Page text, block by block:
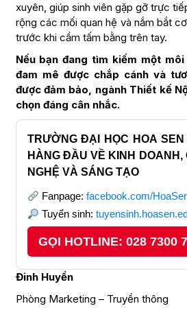
xuyên, giúp sinh viên gặp gỡ trực
rộng các mối quan hệ và nắm bắt
trước khi cầm tấm bằng trên tay.
Nếu bạn đang tìm kiếm một
đam mê được chắp cánh và
được đảm bảo, ngành Thiết kế
chọn đáng cân nhắc.
TRƯỜNG ĐẠI HỌC HOA
HÀNG ĐẦU VỀ KINH DOANH,
NGHỆ VÀ SÁNG TẠO
Fanpage: facebook.com/
Tuyển sinh:
GỌI HOTLINE: 028 7300
Đinh Huyền
Phòng Marketing – Truyền thông